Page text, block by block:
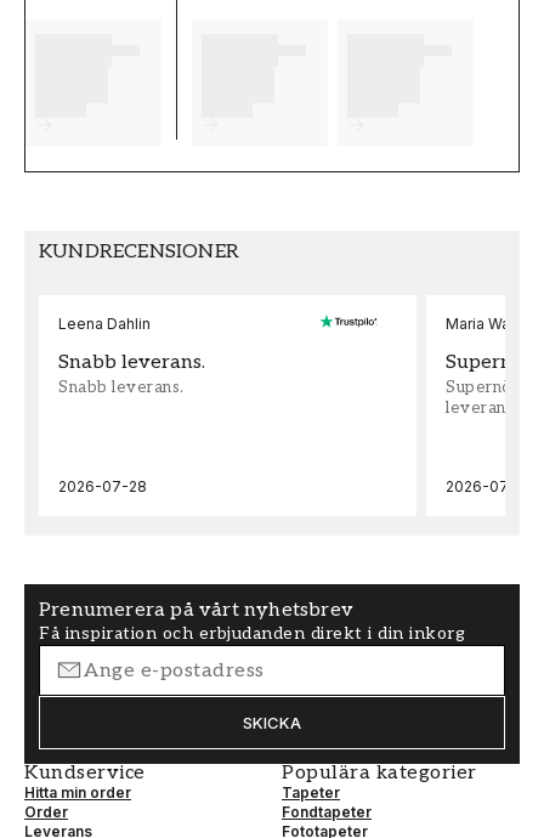
KUNDRECENSIONER
Leena Dahlin
Snabb leverans.
Snabb leverans.
2026-07-28
Maria
leveran,
2026-07-22
Prenumerera på vårt nyhetsbrev
Få inspiration och erbjudanden direkt i din inkorg
SKICKA
Kundservice
Hitta min order
Order
Leverans
Populära kategorier
Tapeter
Fondtapeter
Fototapeter